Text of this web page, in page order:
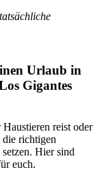
Urlaub in
Gigantes
reist oder
die richtigen
Hier sind
euch.